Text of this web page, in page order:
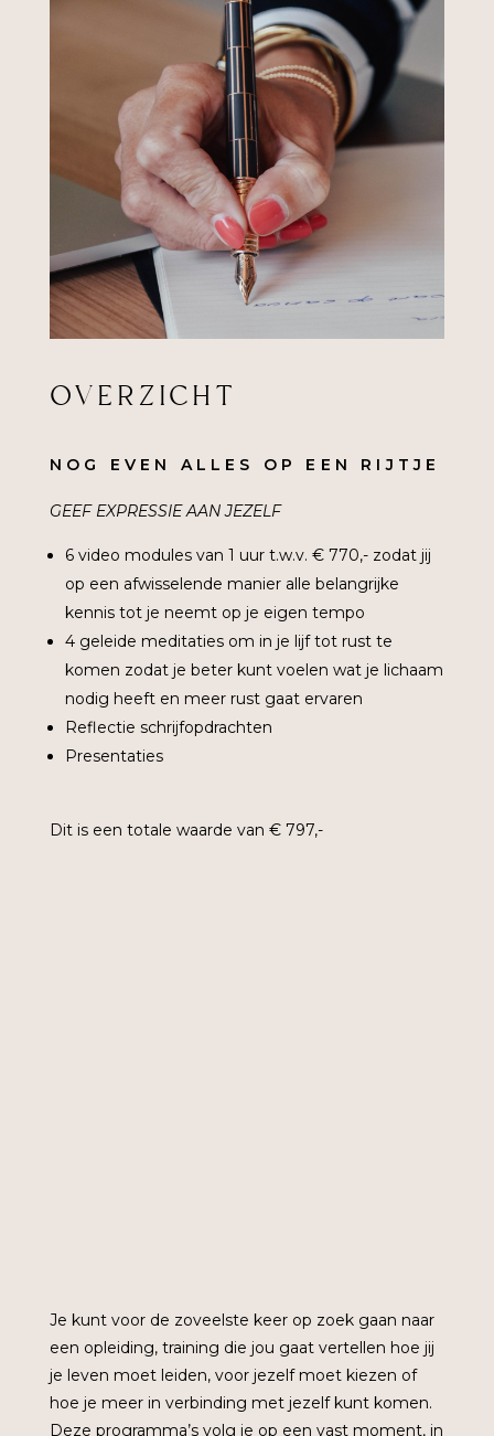
OVERZICHT
NOG EVEN ALLES OP EEN RIJTJE
GEEF EXPRESSIE AAN JEZELF
6 video modules van 1 uur t.w.v. € 770,- zodat jij
op een afwisselende manier alle belangrijke
kennis tot je neemt op je eigen tempo
4 geleide meditaties om in je lijf tot rust te
komen zodat je beter kunt voelen wat je lichaam
nodig heeft en meer rust gaat ervaren
Reflectie schrijfopdrachten
Presentaties
Dit is een totale waarde van € 797,-
Je kunt voor de zoveelste keer op zoek gaan naar
een opleiding, training die jou gaat vertellen hoe jij
je leven moet leiden, voor jezelf moet kiezen of
hoe je meer in verbinding met jezelf kunt komen.
Deze programma’s volg je op een vast moment, in